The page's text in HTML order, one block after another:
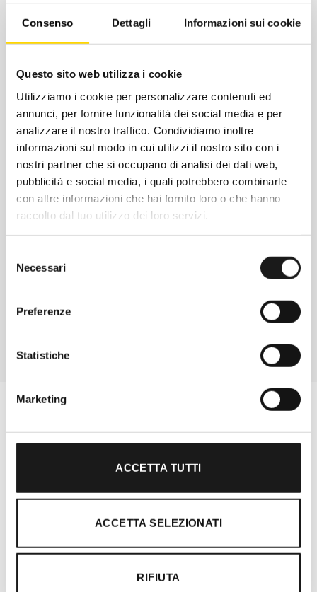
Consenso Dettagli Informazioni sui cookie
Questo sito web utilizza i cookie
Utilizziamo i cookie per personalizzare contenuti ed
annunci, per fornire funzionalità dei social media e per
analizzare il nostro traffico. Condividiamo inoltre
informazioni sul modo in cui utilizzi il nostro sito con i
nostri partner che si occupano di analisi dei dati web,
pubblicità e social media, i quali potrebbero combinarle
con altre informazioni che hai fornito loro o che hanno
raccolto dal tuo utilizzo dei loro servizi.
delNecessari
Preferenze
Statistiche
Marketing
ACCETTA TUTTI
ACCETTA SELEZIONATI
RIFIUTA
Chiedi ad un esperto
ti protegge da vento e acqua nei mesi più
freddi.